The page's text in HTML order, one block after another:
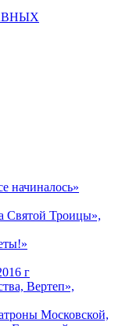
начиналось»
Святой Троицы»,
г
Вертеп»,
Московской,